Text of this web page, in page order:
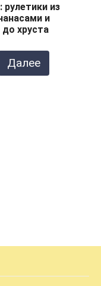
из
и
хруста
Далее